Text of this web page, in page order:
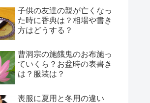
子供の友達の親が亡くなっ
た時に香典は？相場や書き
方はどうする？
曹洞宗の施餓鬼のお布施っ
ていくら？お盆時の表書き
は？服装は？
喪服に夏用と冬用の違い